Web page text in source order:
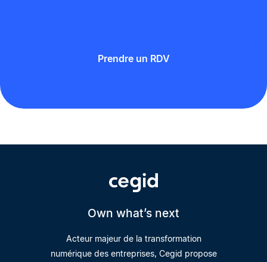
Prendre un RDV
Own what’s next
Acteur majeur de la transformation
numérique des entreprises, Cegid propose